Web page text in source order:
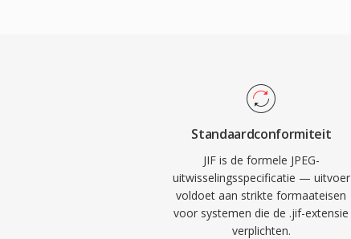
Standaardconformiteit
JIF is de formele JPEG-
uitwisselingsspecificatie — uitvoer
voldoet aan strikte formaateisen
voor systemen die de .jif-extensie
verplichten.